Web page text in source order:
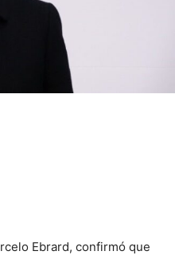
Ebrard, confirmó que